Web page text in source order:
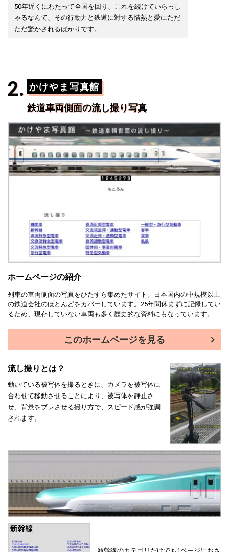
50年近くにわたって全国を回り、これを続けていらっし
ゃるなんて、その行動力と鉄道に対する情熱と愛にただ
ただ驚かされるばかりです。
かけやま写真館
鉄道車両側面の流し撮り写真
ホームページの紹介
列車の車両側面の写真をひたすら集めたサイト。日本国内の中規模以上
の鉄道会社のほとんどをカバーしています。25年間休まずに記録してい
るため、現存していない車両も多く歴史的な資料にもなっています。
このホームページを見る
流し撮りとは？
動いている被写体を撮るときに、カメラを被写体に
合わせて移動させることにより、被写体を静止さ
せ、背景をブレさせる撮り方で、スピード感が強調
されます。